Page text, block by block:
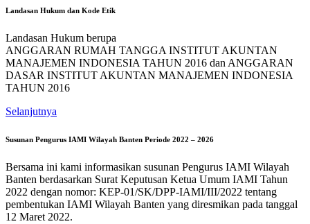
Landasan Hukum dan Kode Etik
Landasan Hukum berupa
ANGGARAN RUMAH TANGGA INSTITUT AKUNTAN
MANAJEMEN INDONESIA TAHUN 2016 dan ANGGARAN
DASAR INSTITUT AKUNTAN MANAJEMEN INDONESIA
TAHUN 2016
Selanjutnya
Susunan Pengurus IAMI Wilayah Banten Periode 2022 – 2026
Bersama ini kami informasikan susunan Pengurus IAMI Wilayah
Banten berdasarkan Surat Keputusan Ketua Umum IAMI Tahun
2022 dengan nomor: KEP-01/SK/DPP-IAMI/III/2022 tentang
pembentukan IAMI Wilayah Banten yang diresmikan pada tanggal
12 Maret 2022.